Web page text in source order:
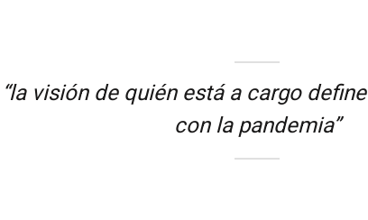
“la visión de quién está a cargo
con la pandemia”